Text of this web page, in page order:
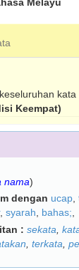
keseluruhan
Keempat)
nama)
dengan ucap
, syarah bahas;
: sekata
terkata